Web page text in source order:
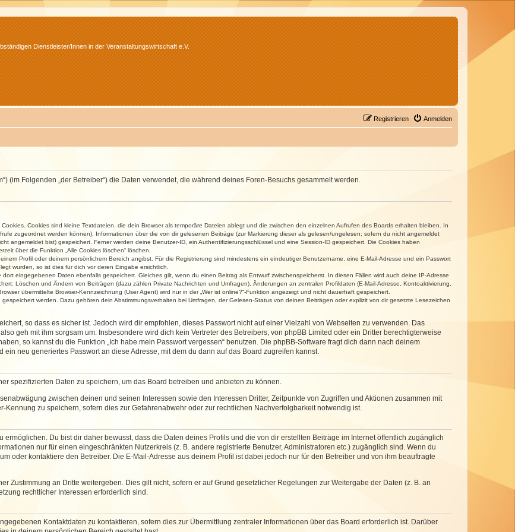
Dienstleister/Innen in der Veranstaltungswirtschaft e.V.
Anmelden
Registrieren
(im Folgenden „der Betreiber“) die Daten verwendet, die während deines Foren-Besuchs gesammelt werden.
Cookies sind kleine Textdateien, die dein Browser als temporäre Dateien ablegt und die zwischen den einzelnen Aufrufen des Boards erhalten bleiben. In
zugeordnet werden können), Informationen über die von dir gelesenen Beiträge (zur Markierung dieser als gelesen/ungelesen; sofern du nicht angemeldet
angemeldet bist) gespeichert. Ferner werden deine Benutzer-ID, ein Authentifizierungsschlüssel und eine Session-ID gespeichert. Die Cookies haben
über die Funktion „Alle Cookies löschen“ löschen.
Profil oder deinem persönlichem Bereich angibst. Für die Registrierung sind mindestens ein eindeutiger Benutzername, eine E-Mail-Adresse und ein Passwort
wurden, so ist dies für dich vor deren Eingabe ersichtlich.
eingegebenen Daten ebenfalls gespeichert. Gleiches gilt, wenn du einen Beitrag als Entwurf zwischenspeicherst. In diesen Fällen wird auch deine IP-Adresse
Löschen und Ändern von Beiträgen (dazu zählen Private Nachrichten und Umfragen), Änderungen an zentralen Profildaten (E-Mail-Adresse, Kontoaktivierung,
übermittelte Browser-Kennzeichnung (User Agent) wird nur in der „Wer ist online?“-Funktion angezeigt und nicht dauerhaft gespeichert.
werden. Dazu gehören dein Abstimmungsverhalten bei Umfragen, der Gelesen-Status von deinen Beiträgen oder explizit von dir gesetzte Lesezeichen
so dass es sicher ist. Jedoch wird dir empfohlen, dieses Passwort nicht auf einer Vielzahl von Webseiten zu verwenden. Das
geh mit ihm sorgsam um. Insbesondere wird dich kein Vertreter des Betreibers, von phpBB Limited oder ein Dritter berechtigterweise
so kannst du die Funktion „Ich habe mein Passwort vergessen“ benutzen. Die phpBB-Software fragt dich dann nach deinem
neu generiertes Passwort an diese Adresse, mit dem du dann auf das Board zugreifen kannst.
spezifizierten Daten zu speichern, um das Board betreiben und anbieten zu können.
zwischen deinen und seinen Interessen sowie den Interessen Dritter, Zeitpunkte von Zugriffen und Aktionen zusammen mit
zu speichern, sofern dies zur Gefahrenabwehr oder zur rechtlichen Nachverfolgbarkeit notwendig ist.
Du bist dir daher bewusst, dass die Daten deines Profils und die von dir erstellten Beiträge im Internet öffentlich zugänglich
nur für einen eingeschränkten Nutzerkreis (z. B. andere registrierte Benutzer, Administratoren etc.) zugänglich sind. Wenn du
oder kontaktiere den Betreiber. Die E-Mail-Adresse aus deinem Profil ist dabei jedoch nur für den Betreiber und von ihm beauftragte
Zustimmung an Dritte weitergeben. Dies gilt nicht, sofern er auf Grund gesetzlicher Regelungen zur Weitergabe der Daten (z. B. an
rechtlicher Interessen erforderlich sind.
Kontaktdaten zu kontaktieren, sofern dies zur Übermittlung zentraler Informationen über das Board erforderlich ist. Darüber